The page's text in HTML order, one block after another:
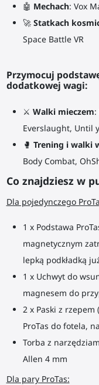
🤖 Mechach: Vox
🚀 Statkach
Space Battle VR
Przymocuj
dodatkowej wagi:
⚔ Walki mieczem:
Everslaught, Until
🥊 Trening i walki
Body Combat,
Co znajdziesz w
Dla pojedynczego
1 x Podstawa
magnetycznym
lepką podkładką
1 x Uchwyt do
magnesem do
2 x Paski z
ProTas do fotela,
Torba z
Allen 4 mm
Dla pary ProTas: